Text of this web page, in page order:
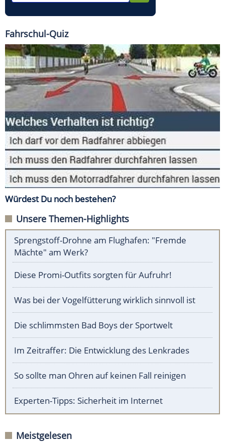
Fahrschul-Quiz
Würdest Du noch bestehen?
Unsere Themen-Highlights
Sprengstoff-Drohne am Flughafen: "Fremde
Mächte" am Werk?
Diese Promi-Outfits sorgten für Aufruhr!
Was bei der Vogelfütterung wirklich sinnvoll ist
Die schlimmsten Bad Boys der Sportwelt
Im Zeitraffer: Die Entwicklung des Lenkrades
So sollte man Ohren auf keinen Fall reinigen
Experten-Tipps: Sicherheit im Internet
Meistgelesen